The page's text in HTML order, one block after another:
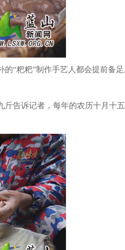
“粑粑”制作手艺人都会提前备
告诉记者，每年的农历十月十